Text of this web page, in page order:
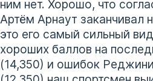
ним нет. Хорошо, что
Артём Арнаут заканчивал
это его самый сильный
хороших баллов на
(14,350) и ошибок